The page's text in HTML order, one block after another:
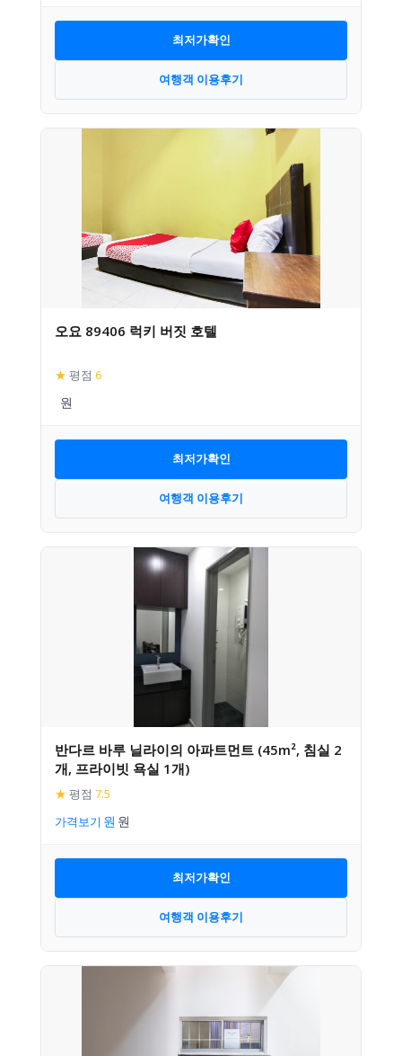
최저가확인
여행객 이용후기
오요 89406 럭키 버짓 호텔
★ 평점 6
최저가확인
여행객 이용후기
반다르 바루 닐라이의 아파트먼트 (45m², 침실 2
개, 프라이빗 욕실 1개)
★ 평점 7.5
가격보기
최저가확인
여행객 이용후기